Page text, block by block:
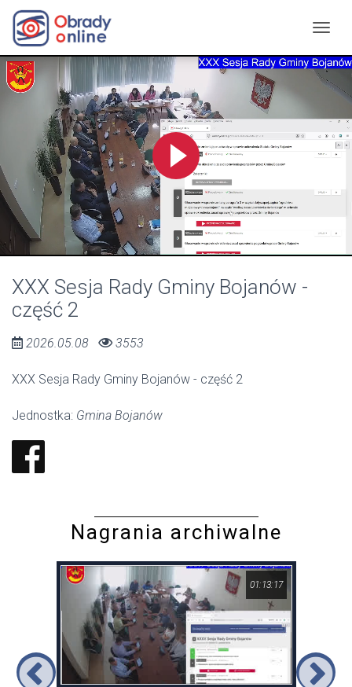
XXX Sesja Rady Gminy Bojanów -
część 2
2026.05.08 3553
XXX Sesja Rady Gminy Bojanów - część 2
Jednostka: Gmina Bojanów
Nagrania archiwalne
01:13:17